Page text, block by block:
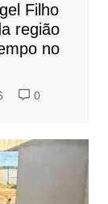
Filho
região
no
0